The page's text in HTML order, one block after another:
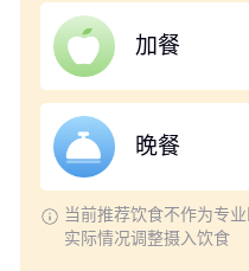
加餐
晚餐
当前推荐饮食不作为专
实际情况调整摄入饮食